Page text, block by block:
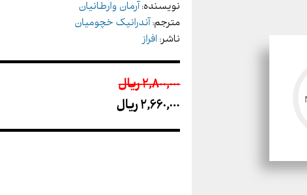
نویسنده: آرمان وارطانیان
مترجم: آندرانیک خچومیان
ناشر: افراز
2,800,000 ريال
2,660,000 ريال